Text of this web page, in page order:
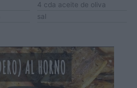
4 cda aceite de oliva
sal